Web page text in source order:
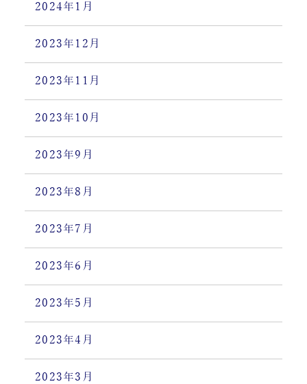
2024年1月
2023年12月
2023年11月
2023年10月
2023年9月
2023年8月
2023年7月
2023年6月
2023年5月
2023年4月
2023年3月